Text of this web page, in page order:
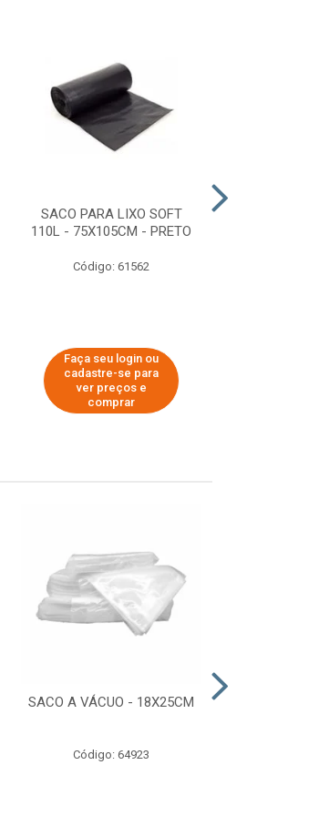
SACO PARA LIXO SOFT
110L - 75X105CM - PRETO
Código: 61562
Faça seu login ou
cadastre-se para
ver preços e
comprar
SACO A VÁCUO - 18X25CM
Código: 64923